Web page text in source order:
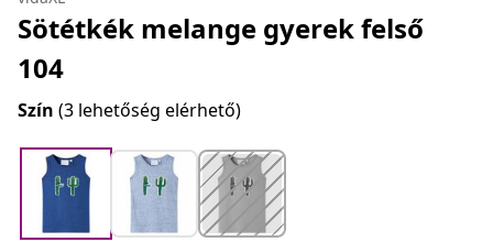
Sötétkék melange gyerek felső
104
Szín (3 lehetőség elérhető)